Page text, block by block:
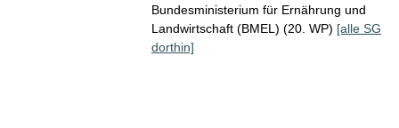
Bundesministerium für Ernährung und
Landwirtschaft (BMEL) (20. WP) [alle SG
dorthin]